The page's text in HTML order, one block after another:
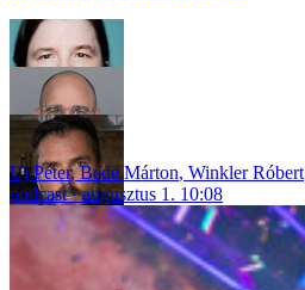
Uj Péter,Bede Márton, Winkler Róbert
podcast
augusztus 1. 10:08